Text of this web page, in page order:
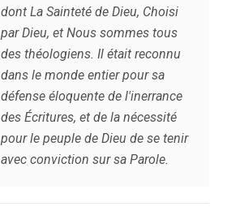
dont La Sainteté de Dieu, Choisi
par Dieu, et Nous sommes tous
des théologiens. Il était reconnu
dans le monde entier pour sa
défense éloquente de l'inerrance
des Écritures, et de la nécessité
pour le peuple de Dieu de se tenir
avec conviction sur sa Parole.